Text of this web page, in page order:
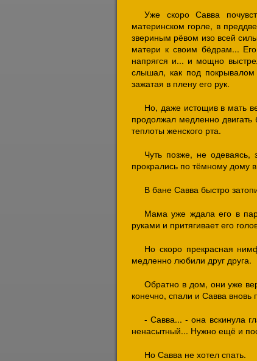
Уже скоро Савва
материнском горле, в
звериным рёвом изо всей
матери к своим бёдрам...
напрягся и... и мощно
слышал, как под
зажатая в плену его рук.
Но, даже истощив в мать
продолжал медленно
теплоты женского рта.
Чуть позже, не одеваясь,
прокрались по тёмному дому
В бане Савва быстро
Мама уже ждала его в
руками и притягивает его
Но скоро прекрасная
медленно любили друг друга.
Обратно в дом, они уже
конечно, спали и Савва вновь
- Савва... - она вскинула
ненасытный... Нужно ещё и
Но Савва не хотел спать.